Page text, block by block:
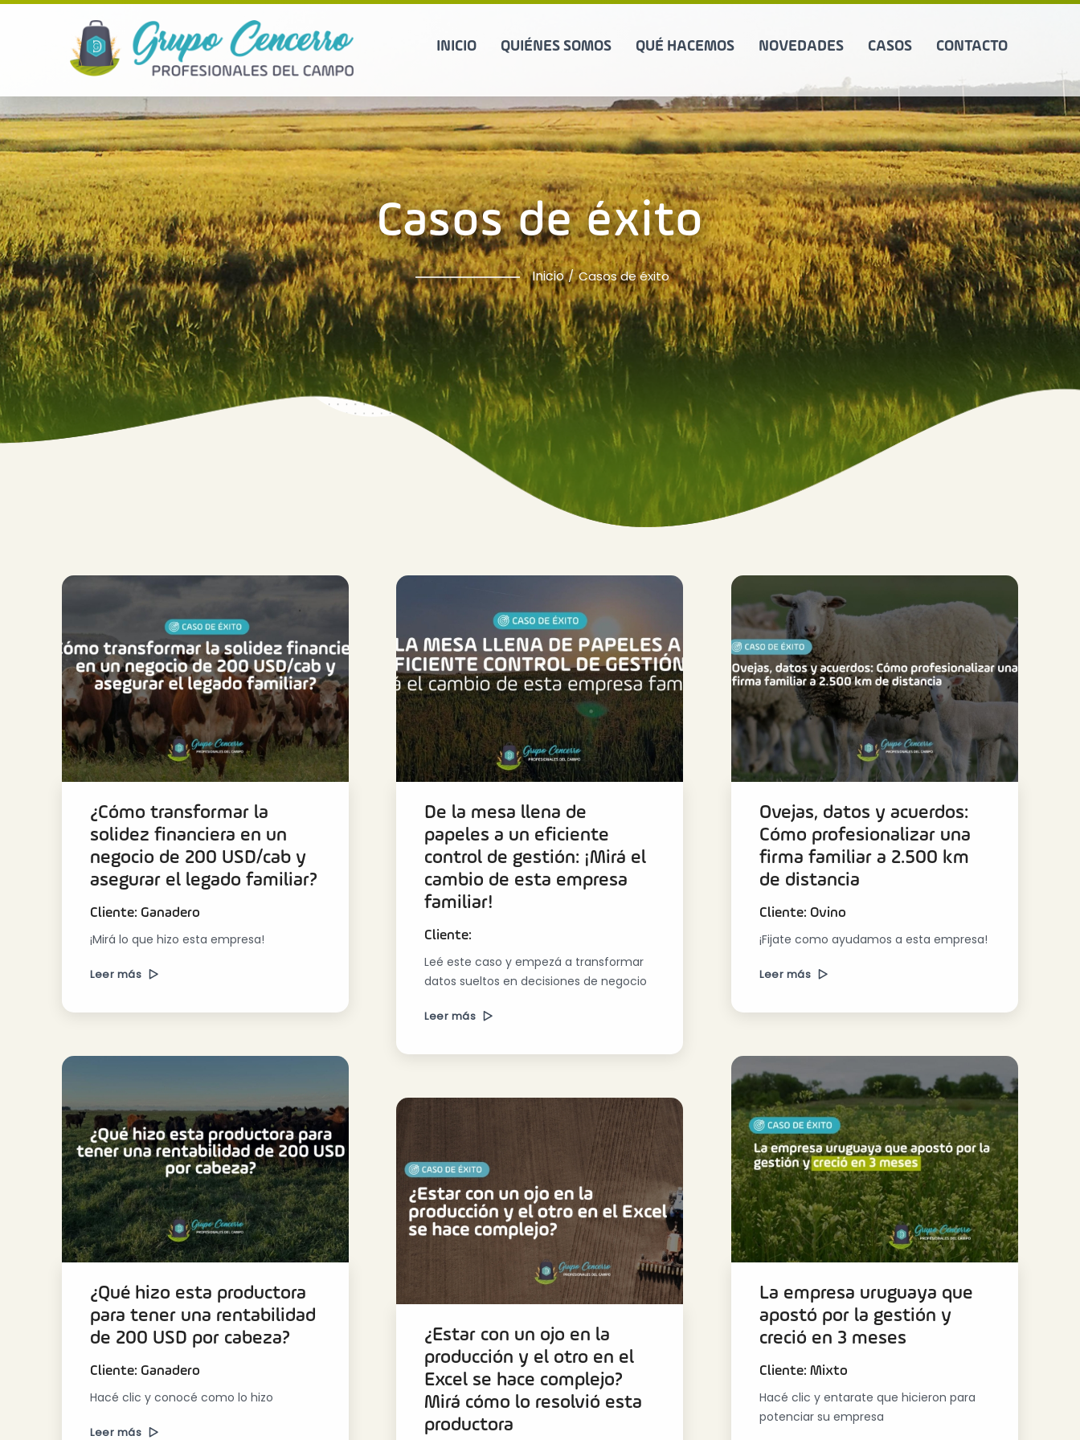
INICIO QUIÉNES SOMOS QUÉ HACEMOS NOVEDADES CASOS CONTACTO
Casos de éxito
Inicio Casos de éxito
¿Cómo transformar la
solidez financiera en un
negocio de 200 USD/cab y
asegurar el legado familiar?
Cliente: Ganadero
¡Mirá lo que hizo esta empresa!
Leer más
De la mesa llena de
papeles a un eficiente
control de gestión: ¡Mirá el
cambio de esta empresa
familiar!
Cliente:
Leé este caso y empezá a transformar
datos sueltos en decisiones de negocio
Leer más
Ovejas, datos y acuerdos:
Cómo profesionalizar una
firma familiar a 2.500 km
de distancia
Cliente: Ovino
¡Fijate como ayudamos a esta empresa!
Leer más
¿Qué hizo esta productora
para tener una rentabilidad
de 200 USD por cabeza?
Cliente: Ganadero
Hacé clic y conocé como lo hizo
Leer más
La empresa uruguaya que
apostó por la gestión y
creció en 3 meses
Cliente: Mixto
Hacé clic y entarate que hicieron para
potenciar su empresa
¿Estar con un ojo en la
producción y el otro en el
Excel se hace complejo?
Mirá cómo lo resolvió esta
productora